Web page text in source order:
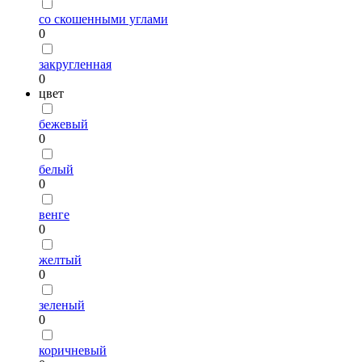
со скошенными углами
0
закругленная
0
цвет
бежевый
0
белый
0
венге
0
желтый
0
зеленый
0
коричневый